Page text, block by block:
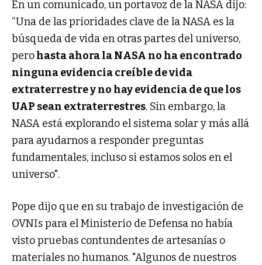
En un comunicado, un portavoz de la NASA dijo:
“Una de las prioridades clave de la NASA es la
búsqueda de vida en otras partes del universo,
perohasta ahora la NASA no ha encontrado
ninguna evidencia creíble de vida
extraterrestre y no hay evidencia de que los
UAP sean extraterrestres. Sin embargo, la
NASA está explorando el sistema solar y más allá
para ayudarnos a responder preguntas
fundamentales, incluso si estamos solos en el
universo".
Pope dijo que en su trabajo de investigación de
OVNIs para el Ministerio de Defensa no había
visto pruebas contundentes de artesanías o
materiales no humanos. "Algunos de nuestros